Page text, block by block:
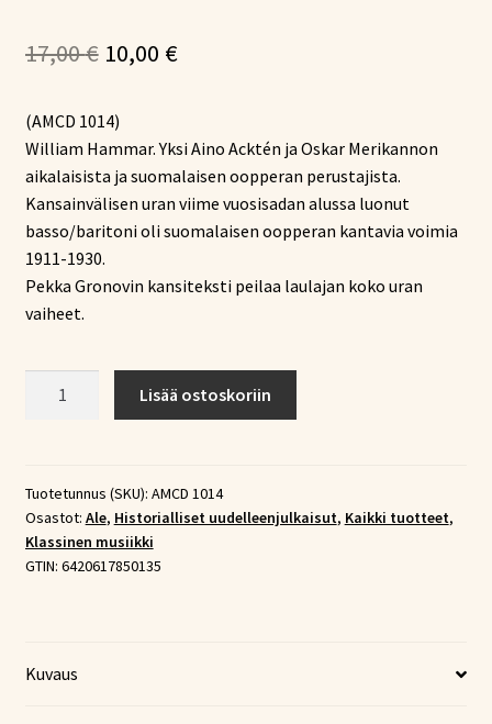
17,00€ Alkuperäinen
oli:
17,00 €.
10,00 €Nykyinen
10,00 €.
(AMCD 1014)
William Hammar. Yksi Aino Acktén ja Oskar Merikannon
aikalaisista ja suomalaisen oopperan perustajista.
Kansainvälisen uran viime vuosisadan alussa luonut
basso/baritoni oli suomalaisen oopperan kantavia voimia
1911-1930.
Pekka Gronovin kansiteksti peilaa laulajan koko uran
vaiheet.
ja
aarioita
1904-
12
Lisää ostoskoriin
Tuotetunnus (SKU): AMCD 1014
Osastot: Ale, Historialliset uudelleenjulkaisut, Kaikki tuotteet,
Klassinen musiikki
GTIN: 6420617850135
Kuvaus